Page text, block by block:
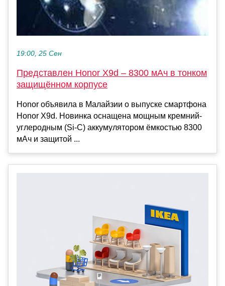
19:00, 25 Сен
Представлен Honor X9d – 8300 мАч в тонком
защищённом корпусе
Honor объявила в Малайзии о выпуске смартфона
Honor X9d. Новинка оснащена мощным кремний-
углеродным (Si-C) аккумулятором ёмкостью 8300
мАч и защитой ...